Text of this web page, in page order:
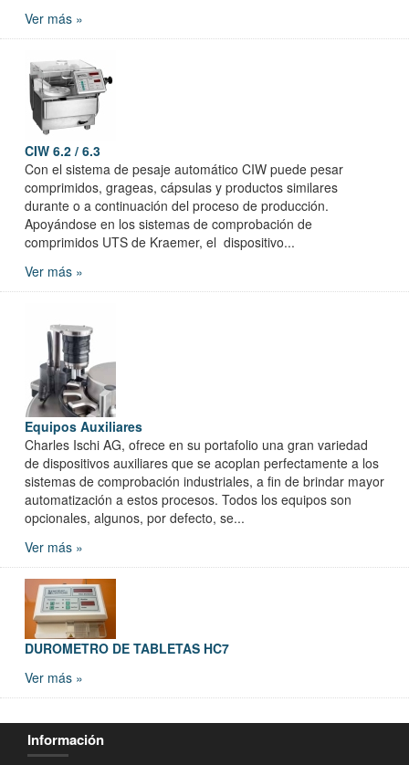
Ver más »
CIW 6.2 / 6.3
Con el sistema de pesaje automático CIW puede pesar
comprimidos, grageas, cápsulas y productos similares
durante o a continuación del proceso de producción.
Apoyándose en los sistemas de comprobación de
comprimidos UTS de Kraemer, el dispositivo...
Ver más »
Equipos Auxiliares
Charles Ischi AG, ofrece en su portafolio una gran variedad
de dispositivos auxiliares que se acoplan perfectamente a los
sistemas de comprobación industriales, a fin de brindar mayor
automatización a estos procesos. Todos los equipos son
opcionales, algunos, por defecto, se...
Ver más »
DUROMETRO DE TABLETAS HC7
Ver más »
Información